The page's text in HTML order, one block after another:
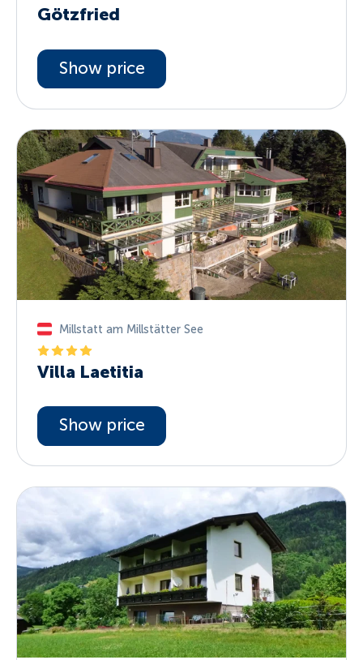
Götzfried
Show price
Millstatt am Millstätter See
Villa Laetitia
Show price